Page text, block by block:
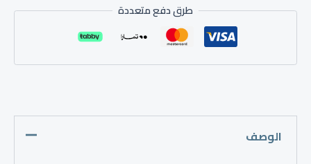
طرق دفع متعددة
الوصف